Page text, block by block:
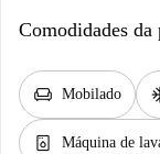
Comodidades da
chair Mobilado
dishwasher_gen Máquina de